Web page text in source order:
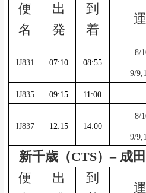
便
名
出
発
到
着
IJ831 07:10 08:55
8/
9/
IJ835 09:15 11:00
IJ837 12:15 14:00
8/
9/
新千歳（CTS）– 成田
便
出
到